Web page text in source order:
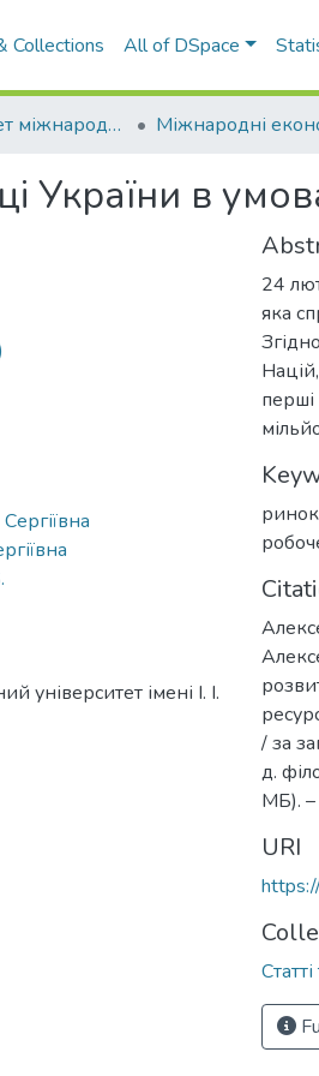
Collections All of DSpace
09. Факультет міжнародних відносин, політології та соціології
України в
університет імені І. І.
24
яка
/ за
д.
МБ). –
URI